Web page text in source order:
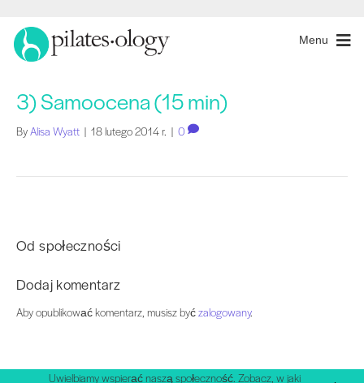
Menu
3) Samoocena (15 min)
ByAlisa Wyatt | 18 lutego 2014 r. | 0
Od społeczności
Dodaj komentarz
Aby opublikować komentarz, musisz byćzalogowany.
Uwielbiamy wspierać naszą społeczność. Zobacz, w jaki